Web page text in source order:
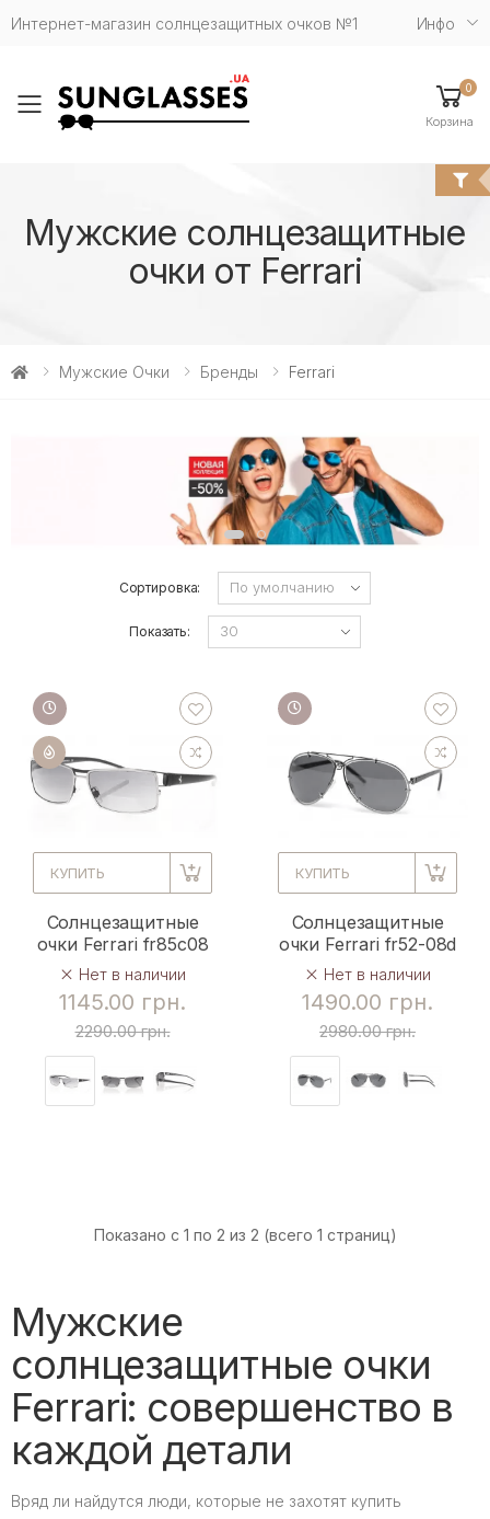
Интернет-магазин солнцезащитных очков №1 Инфо
Toggle mobile menu
0
Корзина
Мужские солнцезащитные
очки от Ferrari
Мужские Очки Бренды Ferrari
Сортировка:
Показать:
КУПИТЬ
Солнцезащитные
очки Ferrari fr85c08
Нет в наличии
1145.00 грн.
2290.00 грн.
КУПИТЬ
Солнцезащитные
очки Ferrari fr52-08d
Нет в наличии
1490.00 грн.
2980.00 грн.
Показано с 1 по 2 из 2 (всего 1 страниц)
Мужские
солнцезащитные очки
Ferrari: совершенство в
каждой детали
Вряд ли найдутся люди, которые не захотят купить